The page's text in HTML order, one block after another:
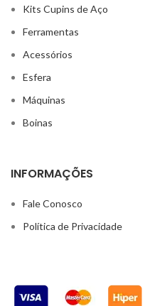
Kits Cupins de Aço
Ferramentas
Acessórios
Esfera
Máquinas
Boinas
INFORMAÇÕES
Fale Conosco
Política de Privacidade